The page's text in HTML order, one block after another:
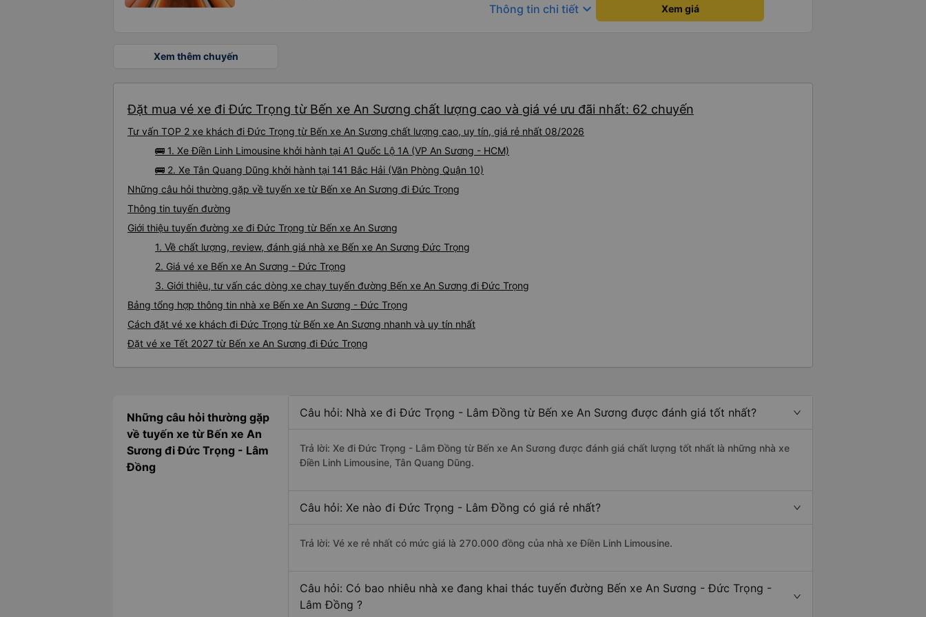
Thông tin chi tiết keyboard_arrow_down Xem giá
Xem thêm chuyến
Đặt mua vé xe đi Đức Trọng từ Bến xe An Sương chất lượng cao và giá vé ưu đãi nhất: 62 chuyến
Tư vấn TOP 2 xe khách đi Đức Trọng từ Bến xe An Sương chất lượng cao, uy tín, giá rẻ nhất 08/2026
🚌 1. Xe Điền Linh Limousine khởi hành tại A1 Quốc Lộ 1A (VP An Sương - HCM)
🚌 2. Xe Tân Quang Dũng khởi hành tại 141 Bắc Hải (Văn Phòng Quận 10)
Những câu hỏi thường gặp về tuyến xe từ Bến xe An Sương đi Đức Trọng
Thông tin tuyến đường
Giới thiệu tuyến đường xe đi Đức Trọng từ Bến xe An Sương
1. Về chất lượng, review, đánh giá nhà xe Bến xe An Sương Đức Trọng
2. Giá vé xe Bến xe An Sương - Đức Trọng
3. Giới thiệu, tư vấn các dòng xe chạy tuyến đường Bến xe An Sương đi Đức Trọng
Bảng tổng hợp thông tin nhà xe Bến xe An Sương - Đức Trọng
Cách đặt vé xe khách đi Đức Trọng từ Bến xe An Sương nhanh và uy tín nhất
Đặt vé xe Tết 2027 từ Bến xe An Sương đi Đức Trọng
Những câu hỏi thường gặp
về tuyến xe từ Bến xe An
Sương đi Đức Trọng - Lâm
Đồng
Câu hỏi: Nhà xe đi Đức Trọng - Lâm Đồng từ Bến xe An Sương được đánh giá tốt nhất?
Trả lời: Xe đi Đức Trọng - Lâm Đồng từ Bến xe An Sương được đánh giá chất lượng tốt nhất là những nhà xe
Điền Linh Limousine, Tân Quang Dũng.
Câu hỏi: Xe nào đi Đức Trọng - Lâm Đồng có giá rẻ nhất?
Trả lời: Vé xe rẻ nhất có mức giá là 270.000 đồng của nhà xe Điền Linh Limousine.
Câu hỏi: Có bao nhiêu nhà xe đang khai thác tuyến đường Bến xe An Sương - Đức Trọng -
Lâm Đồng ?